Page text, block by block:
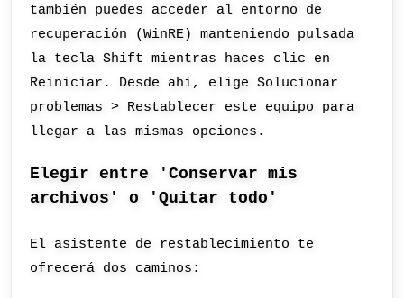
también puedes acceder al entorno de
recuperación (WinRE) manteniendo pulsada
la tecla Shift mientras haces clic en
Reiniciar. Desde ahí, elige Solucionar
problemas > Restablecer este equipo para
llegar a las mismas opciones.
Elegir entre 'Conservar mis
archivos' o 'Quitar todo'
El asistente de restablecimiento te
ofrecerá dos caminos: